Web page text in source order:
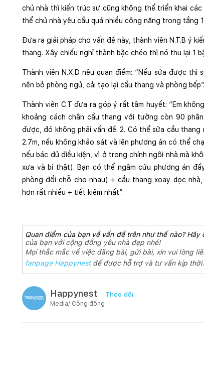
chủ nhà thì kiến trúc sư cũng không thể triển khai
thể chủ nhà yêu cầu quá nhiều công năng trong tầng
Đưa ra giải pháp cho vấn đề này, thành viên N.T.B ý
thang. Xây chiếu nghỉ thành bậc chéo thì nó thu lại 1
Thành viên N.X.D nêu quan điểm: “Nếu sửa được
nên bỏ phòng ngủ, cải tạo lại cầu thang và phòng bếp”.
Thành viên C.T đưa ra góp ý rất tâm huyết: “Em
khoảng cách chân cầu thang với tường còn 90
được, đó không phải vấn đề. 2. Có thể sửa cầu
2.7m, nếu không khảo sát và lên phương án có thể
nếu bác đủ điều kiện, vì ở trong chính ngôi nhà mà
xưa và bí thật). Bạn có thể ngâm cứu phương án
phòng đổi chỗ cho nhau) + cầu thang xoay dọc
hơn rất nhiều + tiết kiệm nhất”.
Quan điểm của bạn về vấn đề trên như thế nào? Hãy
của bạn với cộng đồng yêu nhà đẹp nhé!
Mọi thắc mắc về việc đăng bài, gửi bài, xin vui lòng
fanpage Happynestđể được hỗ trợ và tư vấn kịp thời.
Happynest Theo dõi
Media/ Cộng đồng